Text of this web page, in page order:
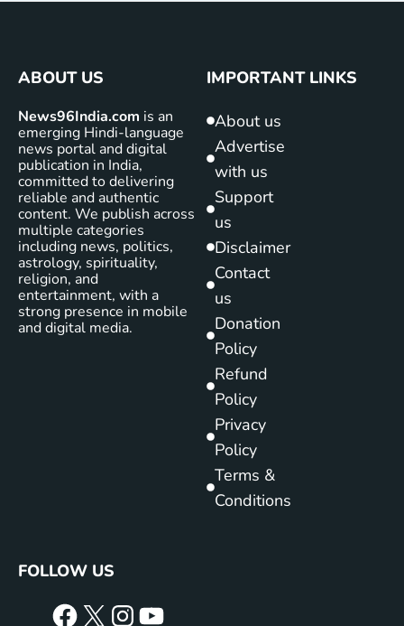
ABOUT US
News96India.com is an
emerging Hindi-language
news portal and digital
publication in India,
committed to delivering
reliable and authentic
content. We publish across
multiple categories
including news, politics,
astrology, spirituality,
religion, and
entertainment, with a
strong presence in mobile
and digital media.
IMPORTANT LINKS
About us
Advertise
with us
Support
us
Disclaimer
Contact
us
Donation
Policy
Refund
Policy
Privacy
Policy
Terms &
Conditions
FOLLOW US